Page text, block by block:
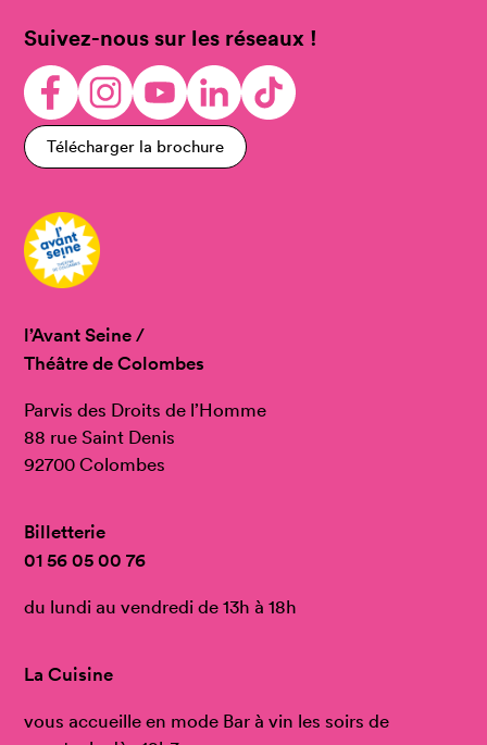
Suivez-nous sur les réseaux !
Télécharger la brochure
l’Avant Seine /
Théâtre de Colombes
Parvis des Droits de l’Homme
88 rue Saint Denis
92700 Colombes
Billetterie
01 56 05 00 76
du lundi au vendredi de 13h à 18h
La Cuisine
vous accueille en mode Bar à vin les soirs de